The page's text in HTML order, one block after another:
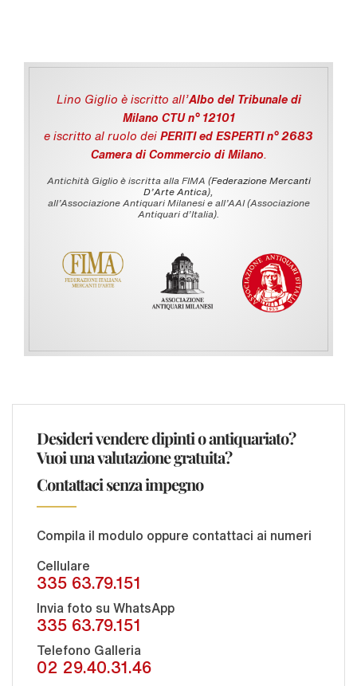
Lino Giglio è iscritto all'Albo del Tribunale di
Milano CTU n° 12101
e iscritto al ruolo dei PERITI ed ESPERTI n° 2683
Camera di Commercio di Milano.
Antichità Giglio è iscritta alla FIMA (Federazione Mercanti
D'Arte Antica),
all’Associazione Antiquari Milanesi e all’AAI (Associazione
Antiquari d’Italia).
Desideri vendere dipinti o antiquariato?
Vuoi una valutazione gratuita?
Contattaci senza impegno
Compila il modulo oppure contattaci ai numeri
Cellulare
335 63.79.151
Invia foto su WhatsApp
335 63.79.151
Telefono Galleria
02 29.40.31.46